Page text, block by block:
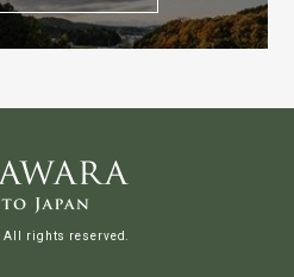
All rights reserved.